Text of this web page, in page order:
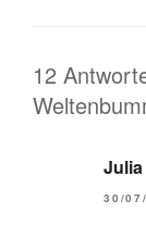
12
30/